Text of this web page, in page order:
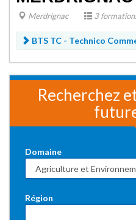
Merdrignac 3
BTS TC - Technico
Recherchez
Domaine
Région